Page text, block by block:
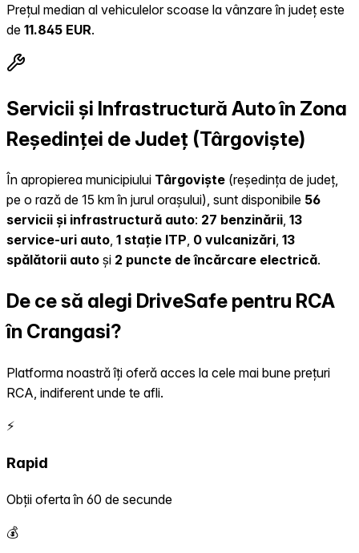
Prețul median al vehiculelor scoase la vânzare în județ este
de 11.845 EUR.
Servicii și Infrastructură Auto în Zona
Reședinței de Județ (Târgoviște)
În apropierea municipiului Târgoviște (reședința de județ,
pe o rază de 15 km în jurul orașului), sunt disponibile 56
servicii și infrastructură auto: 27 benzinării, 13
service-uri auto, 1 stație ITP, 0 vulcanizări, 13
spălătorii auto și 2 puncte de încărcare electrică.
De ce să alegi DriveSafe pentru RCA
în Crangasi?
Platforma noastră îți oferă acces la cele mai bune prețuri
RCA, indiferent unde te afli.
⚡
Rapid
Obții oferta în 60 de secunde
💰